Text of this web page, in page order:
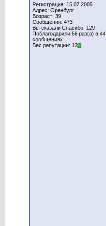
Регистрация: 15.07.2005
Адрес: Оренбург
Возраст: 39
Сообщения: 473
Вы сказали Спасибо: 129
Поблагодарили 56 раз(а) в 44
сообщениях
Вес репутации: 12